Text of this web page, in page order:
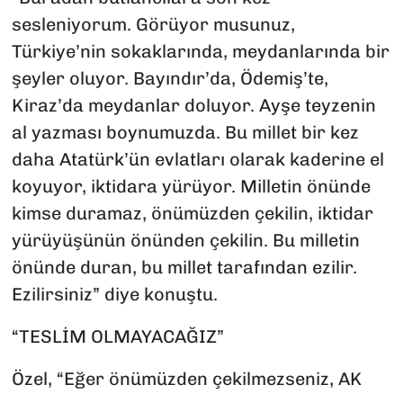
sesleniyorum. Görüyor musunuz,
Türkiye’nin sokaklarında, meydanlarında bir
şeyler oluyor. Bayındır’da, Ödemiş’te,
Kiraz’da meydanlar doluyor. Ayşe teyzenin
al yazması boynumuzda. Bu millet bir kez
daha Atatürk’ün evlatları olarak kaderine el
koyuyor, iktidara yürüyor. Milletin önünde
kimse duramaz, önümüzden çekilin, iktidar
yürüyüşünün önünden çekilin. Bu milletin
önünde duran, bu millet tarafından ezilir.
Ezilirsiniz” diye konuştu.
“TESLİM OLMAYACAĞIZ”
Özel, “Eğer önümüzden çekilmezseniz, AK